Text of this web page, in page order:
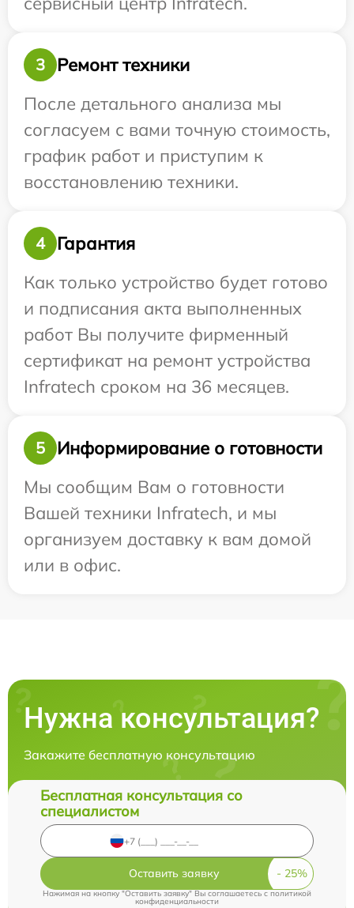
3
Ремонт техники
После детального анализа мы
согласуем с вами точную стоимость,
график работ и приступим к
восстановлению техники.
4
Гарантия
Как только устройство будет готово
и подписания акта выполненных
работ Вы получите фирменный
сертификат на ремонт устройства
Infratech сроком на 36 месяцев.
5
Информирование о готовности
Мы сообщим Вам о готовности
Вашей техники Infratech, и мы
организуем доставку к вам домой
или в офис.
Нужна консультация?
Закажите бесплатную консультацию
Бесплатная консультация со
специалистом
Оставить заявку
Нажимая на кнопку "Оставить заявку" Вы соглашаетесь c политикой
конфиденциальности